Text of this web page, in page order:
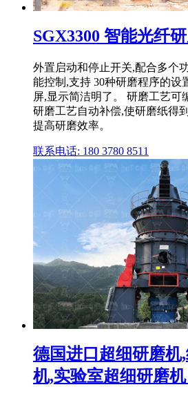
SGX3300 智能光纤
外置启动和停止开关,配合多个
能控制,支持 30种研磨程序的设
屏,显示简洁明了。 研磨工艺可
研磨工艺自动补偿,使研磨纸得
提高研磨效率。
联系电话: 180 3780 8511
德国进口超细研磨机
机,实验室超细研磨机